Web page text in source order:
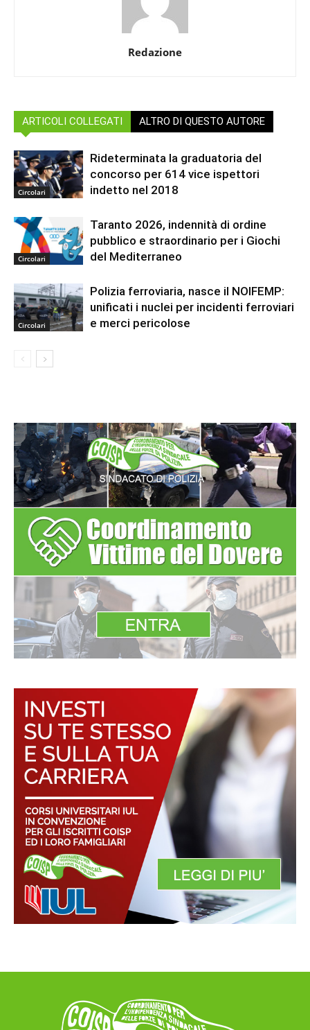
Redazione
ARTICOLI COLLEGATI ALTRO DI QUESTO AUTORE
Circolari
Rideterminata la graduatoria del
concorso per 614 vice ispettori
indetto nel 2018
Circolari
Taranto 2026, indennità di ordine
pubblico e straordinario per i Giochi
del Mediterraneo
Circolari
Polizia ferroviaria, nasce il NOIFEMP:
unificati i nuclei per incidenti ferroviari
e merci pericolose